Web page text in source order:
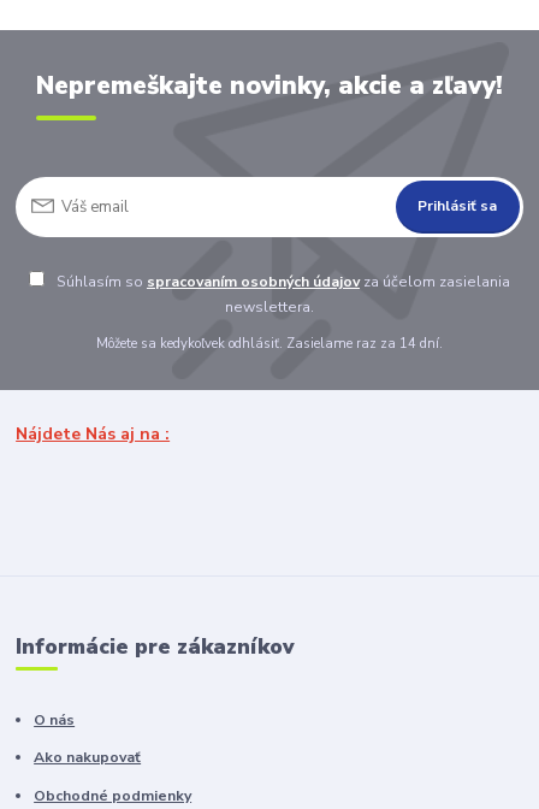
Nepremeškajte novinky, akcie a zľavy!
Prihlásiť sa
Súhlasím so spracovaním osobných údajovza účelom zasielania
newslettera.
Môžete sa kedykoľvek odhlásiť. Zasielame raz za 14 dní.
Nájdete Nás aj na :
Informácie pre zákazníkov
O nás
Ako nakupovať
Obchodné podmienky